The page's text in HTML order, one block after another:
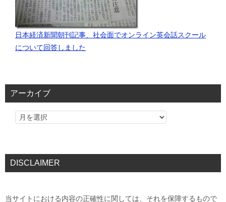
日本経済新聞朝刊記事、社会面でオンライン英会話スクール
について回答しました
アーカイブ
DISCLAIMER
当サイトにおける内容の正確性に関しては、それを保障するもので